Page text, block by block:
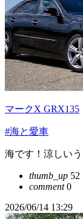
マークX GRX135
#海と愛車
海です！涼しい
thumb_up 52
comment0
2026/06/14 13:29